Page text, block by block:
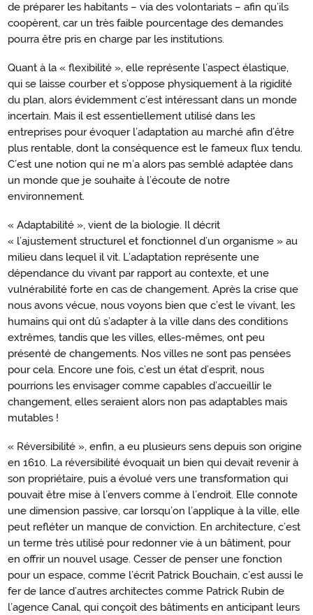
de préparer les habitants – via des volontariats – afin qu’ils
coopèrent, car un très faible pourcentage des demandes
pourra être pris en charge par les institutions.
Quant à la « flexibilité », elle représente l’aspect élastique,
qui se laisse courber et s’oppose physiquement à la rigidité
du plan, alors évidemment c’est intéressant dans un monde
incertain. Mais il est essentiellement utilisé dans les
entreprises pour évoquer l’adaptation au marché afin d’être
plus rentable, dont la conséquence est le fameux flux tendu.
C’est une notion qui ne m’a alors pas semblé adaptée dans
un monde que je souhaite à l’écoute de notre
environnement.
« Adaptabilité », vient de la biologie. Il décrit
« l’ajustement structurel et fonctionnel d’un organisme » au
milieu dans lequel il vit. L’adaptation représente une
dépendance du vivant par rapport au contexte, et une
vulnérabilité forte en cas de changement. Après la crise que
nous avons vécue, nous voyons bien que c’est le vivant, les
humains qui ont dû s’adapter à la ville dans des conditions
extrêmes, tandis que les villes, elles-mêmes, ont peu
présenté de changements. Nos villes ne sont pas pensées
pour cela. Encore une fois, c’est un état d’esprit, nous
pourrions les envisager comme capables d’accueillir le
changement, elles seraient alors non pas adaptables mais
mutables !
« Réversibilité », enfin, a eu plusieurs sens depuis son origine
en 1610. La réversibilité évoquait un bien qui devait revenir à
son propriétaire, puis a évolué vers une transformation qui
pouvait être mise à l’envers comme à l’endroit. Elle connote
une dimension passive, car lorsqu’on l’applique à la ville, elle
peut refléter un manque de conviction. En architecture, c’est
un terme très utilisé pour redonner vie à un bâtiment, pour
en offrir un nouvel usage. Cesser de penser une fonction
pour un espace, comme l’écrit Patrick Bouchain, c’est aussi le
fer de lance d’autres architectes comme Patrick Rubin de
l’agence Canal, qui conçoit des bâtiments en anticipant leurs